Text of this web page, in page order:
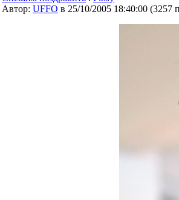
Автор: UFFO в 25/10/2005 18:40:00 (3257